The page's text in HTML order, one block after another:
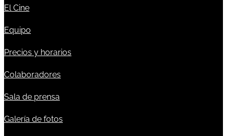
El Cine
Equipo
Precios y horarios
Colaboradores
Sala de prensa
Galería de fotos